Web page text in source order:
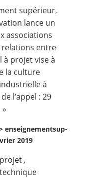
supérieur,
lance un
associations
entre
à projet vise à
la culture
à
l’appel : 29
enseignementsup-
2019
,